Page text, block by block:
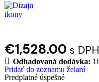
€1,528.00 s DPH
Odhadovaná dodávka:
Pridať do zoznamu želaní
Predplatné úspešné